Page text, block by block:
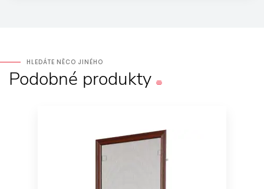
HLEDÁTE NĚCO JINÉHO
Podobné produkty